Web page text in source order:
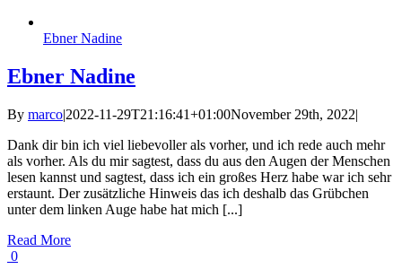
Ebner Nadine
Ebner Nadine
By marco|2022-11-29T21:16:41+01:00November 29th, 2022|
Dank dir bin ich viel liebevoller als vorher, und ich rede auch mehr
als vorher. Als du mir sagtest, dass du aus den Augen der Menschen
lesen kannst und sagtest, dass ich ein großes Herz habe war ich sehr
erstaunt. Der zusätzliche Hinweis das ich deshalb das Grübchen
unter dem linken Auge habe hat mich [...]
Read More
0